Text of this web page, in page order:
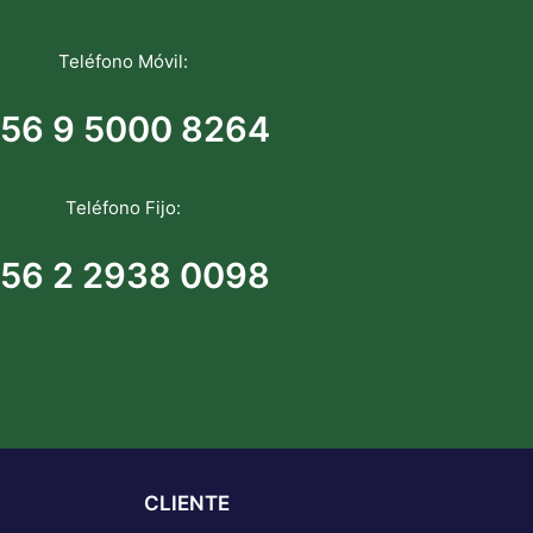
Teléfono Móvil:
9 5000 8264
Teléfono Fijo:
2 2938 0098
CLIENTE